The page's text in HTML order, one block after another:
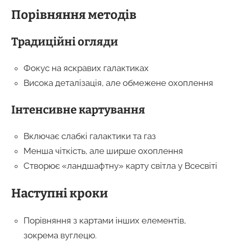
Порівняння методів
Традиційні огляди
Фокус на яскравих галактиках
Висока деталізація, але обмежене охоплення
Інтенсивне картування
Включає слабкі галактики та газ
Менша чіткість, але ширше охоплення
Створює «ландшафтну» карту світла у Всесвіті
Наступні кроки
Порівняння з картами інших елементів,
зокрема вуглецю.